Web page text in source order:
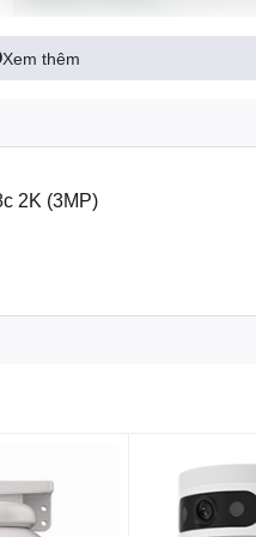
thoại 2 chiều cùng với tầm
có góc khuất
Xem thêm
2K (3MP)